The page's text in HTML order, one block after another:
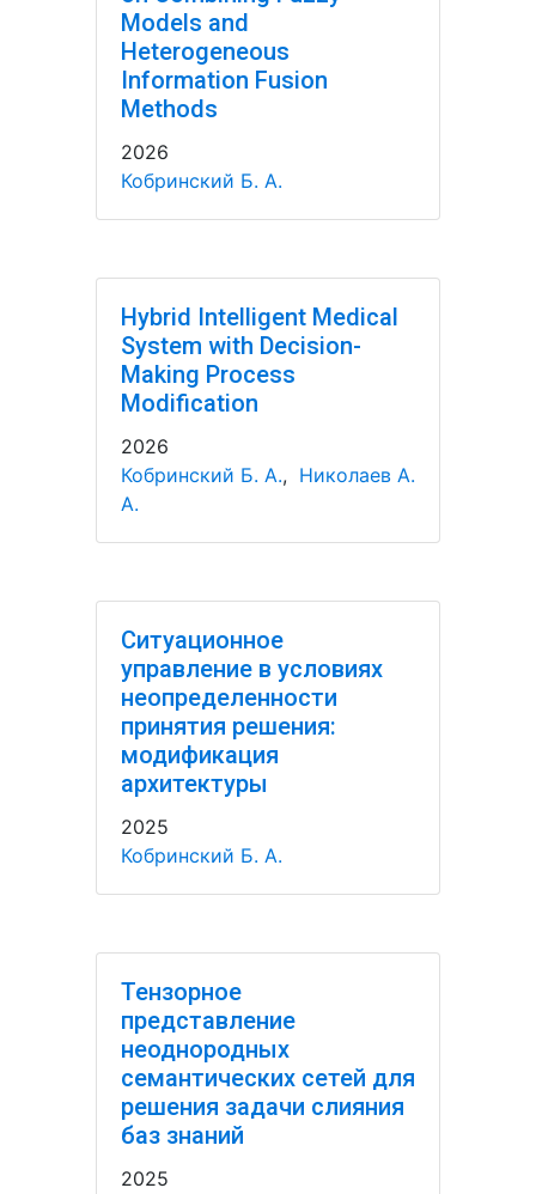
Models and
Heterogeneous
Information Fusion
Methods
2026
Кобринский Б. А.
Hybrid Intelligent Medical
System with Decision-
Making Process
Modification
2026
Кобринский Б. А., Николаев А.
А.
Ситуационное
управление в условиях
неопределенности
принятия решения:
модификация
архитектуры
2025
Кобринский Б. А.
Тензорное
представление
неоднородных
семантических сетей для
решения задачи слияния
баз знаний
2025